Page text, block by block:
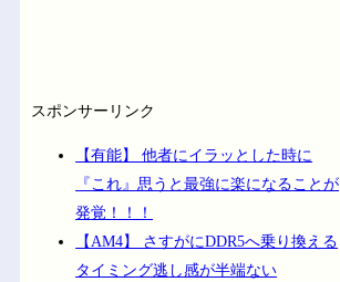
スポンサーリンク
【有能】 他者にイラッとした時に
『これ』思うと最強に楽になることが
発覚！！！
【AM4】 さすがにDDR5へ乗り換える
タイミング逃し感が半端ない